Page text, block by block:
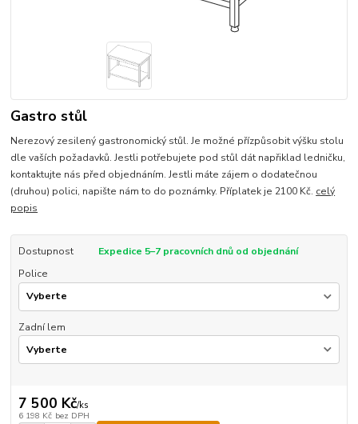
Gastro stůl
Nerezový zesilený gastronomický stůl. Je možné přízpůsobit výšku stolu
dle vaších požadavků. Jestli potřebujete pod stůl dát napřiklad ledničku,
kontaktujte nás před objednáním. Jestli máte zájem o dodatečnou
(druhou) polici, napište nám to do poznámky. Příplatek je 2100 Kč. celý
popis
Dostupnost
Expedice 5–7 pracovních dnů od objednání
Police
Zadní lem
7 500 Kč/ks
6 198 Kč bez DPH